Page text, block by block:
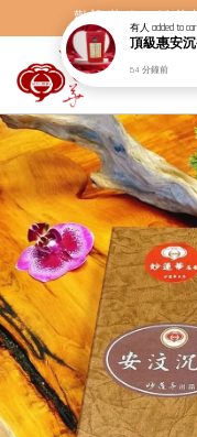
歡迎蒞臨，妙蓮
有人 added to
頂級惠安
54 分鐘前